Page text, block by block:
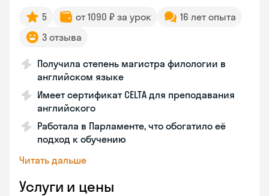
5 от 1090 ₽ за урок
16 лет опыта
3 отзыва
Получила степень магистра филологии в
английском языке
Имеет сертификат CELTA для преподавания
английского
Работала в Парламенте, что обогатило её
подход к обучению
Читать дальше
Услуги и цены